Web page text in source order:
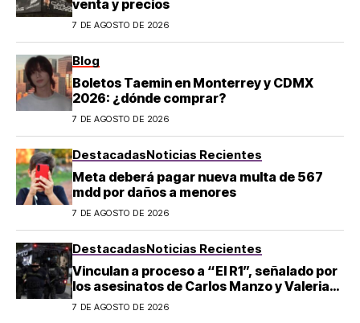
venta y precios
7 DE AGOSTO DE 2026
Blog
Boletos Taemin en Monterrey y CDMX
2026: ¿dónde comprar?
7 DE AGOSTO DE 2026
DestacadasNoticias Recientes
Meta deberá pagar nueva multa de 567
mdd por daños a menores
7 DE AGOSTO DE 2026
DestacadasNoticias Recientes
Vinculan a proceso a “El R1”, señalado por
los asesinatos de Carlos Manzo y Valeria
Márquez
7 DE AGOSTO DE 2026